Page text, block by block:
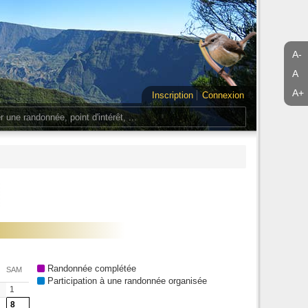
A-
A
A+
Inscription
Connexion
SAM
1
8
Randonnée complétée
Participation à une randonnée organisée